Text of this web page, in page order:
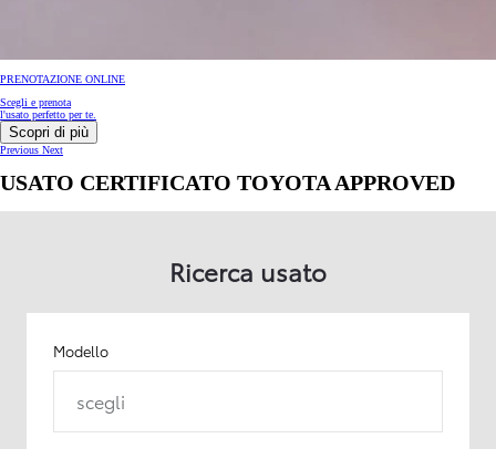
PRENOTAZIONE ONLINE
Scegli e prenota
l'usato perfetto per te.
Scopri di più
Previous Next
USATO CERTIFICATO TOYOTA APPROVED
Ricerca usato
Modello
scegli